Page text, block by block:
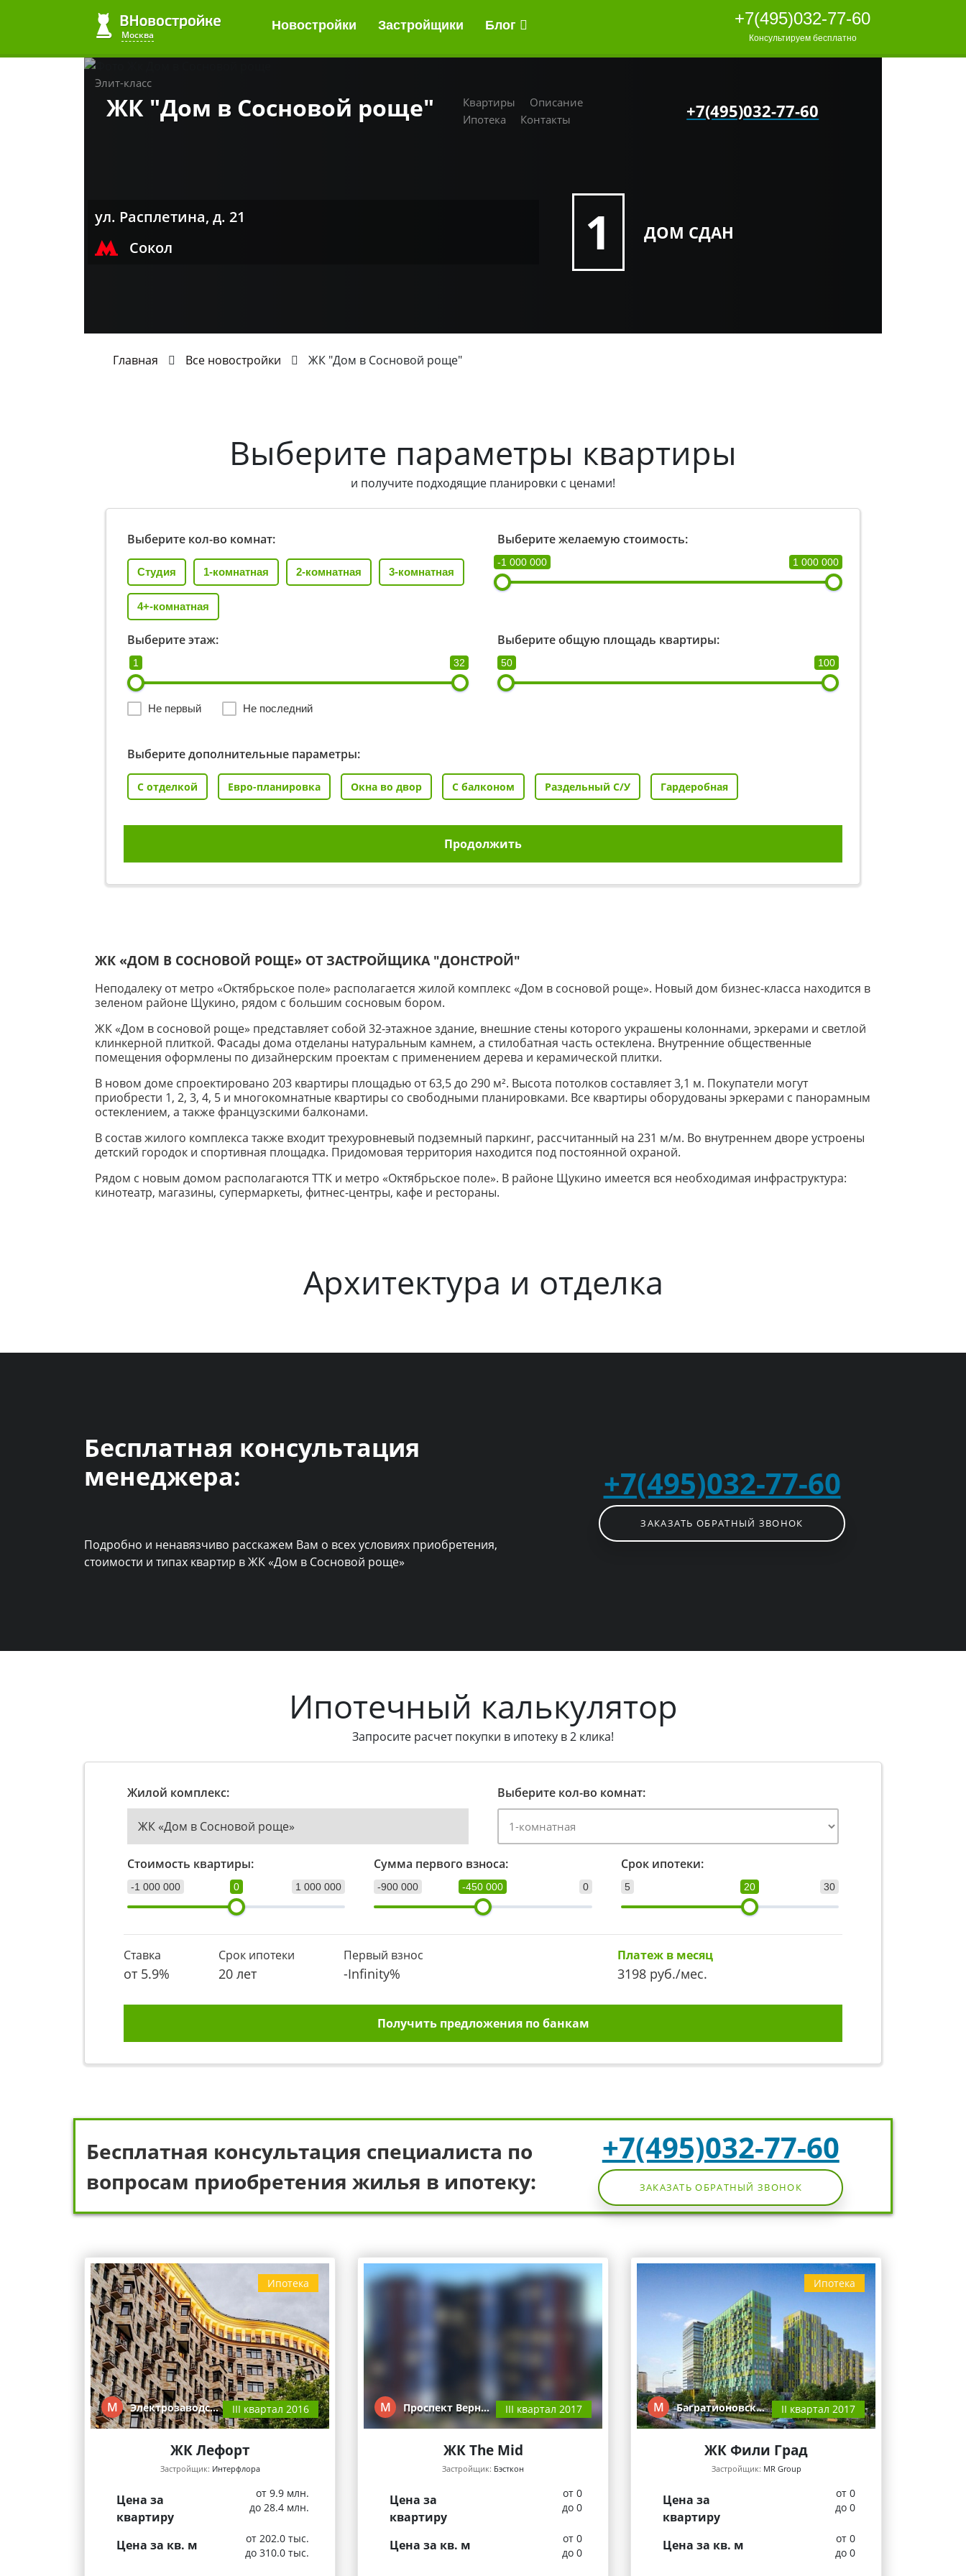
Москва
Новостройки Застройщики Блог +7(495)032-77-60
Консультируем бесплатно
Элит-класс
ЖК "Дом в Cосновой роще" Квартиры
Описание
Ипотека
Контакты +7(495)032-77-60
ул. Расплетина, д. 21
Сокол
1 ДОМ СДАН
Главная Все новостройки ЖК "Дом в Cосновой роще"
Выберите параметры квартиры
и получите подходящие планировки с ценами!
Выберите кол-во комнат:
Студия 1-комнатная 2-комнатная 3-комнатная
4+-комнатная
Выберите желаемую стоимость:
-1 000 000 1 000 000
Выберите этаж:
1 32
Не первый Не последний
Выберите общую площадь квартиры:
50 100
Выберите дополнительные параметры:
С отделкой Евро-планировка Окна во двор С балконом Раздельный С/У Гардеробная
Продолжить
ЖК «ДОМ В CОСНОВОЙ РОЩЕ» ОТ ЗАСТРОЙЩИКА "ДОНСТРОЙ"
Неподалеку от метро «Октябрьское поле» располагается жилой комплекс «Дом в сосновой роще». Новый дом бизнес-класса находится в
зеленом районе Щукино, рядом с большим сосновым бором.
ЖК «Дом в сосновой роще» представляет собой 32-этажное здание, внешние стены которого украшены колоннами, эркерами и светлой
клинкерной плиткой. Фасады дома отделаны натуральным камнем, а стилобатная часть остеклена. Внутренние общественные
помещения оформлены по дизайнерским проектам с применением дерева и керамической плитки.
В новом доме спроектировано 203 квартиры площадью от 63,5 до 290 м². Высота потолков составляет 3,1 м. Покупатели могут
приобрести 1, 2, 3, 4, 5 и многокомнатные квартиры со свободными планировками. Все квартиры оборудованы эркерами с панорамным
остеклением, а также французскими балконами.
В состав жилого комплекса также входит трехуровневый подземный паркинг, рассчитанный на 231 м/м. Во внутреннем дворе устроены
детский городок и спортивная площадка. Придомовая территория находится под постоянной охраной.
Рядом с новым домом располагаются ТТК и метро «Октябрьское поле». В районе Щукино имеется вся необходимая инфраструктура:
кинотеатр, магазины, супермаркеты, фитнес-центры, кафе и рестораны.
Архитектура и отделка
Бесплатная консультация
менеджера:
Подробно и ненавязчиво расскажем Вам о всех условиях приобретения,
стоимости и типах квартир в ЖК «Дом в Cосновой роще»
+7(495)032-77-60
ЗАКАЗАТЬ ОБРАТНЫЙ ЗВОНОК
Ипотечный калькулятор
Запросите расчет покупки в ипотеку в 2 клика!
Жилой комплекс:
ЖК «Дом в Cосновой роще»
Выберите кол-во комнат:
Стоимость квартиры:
-1 000 000 1 000 000
0
Сумма первого взноса:
-900 000 0
-450 000
Срок ипотеки:
5 30
20
Ставка
от 5.9%
Срок ипотеки
20 лет
Первый взнос
-Infinity%
Платеж в месяц
3198руб./мес.
Получить предложения по банкам
Бесплатная консультация специалиста по
вопросам приобретения жилья в ипотеку:
+7(495)032-77-60
ЗАКАЗАТЬ ОБРАТНЫЙ ЗВОНОК
Ипотека
М Электрозаводс… III квартал 2016
ЖК Лефорт
Застройщик: Интерфлора
Цена за
квартиру
от 9.9 млн.
до 28.4 млн.
Цена за кв. м
от 202.0 тыс.
до 310.0 тыс.
М Проспект Верн… III квартал 2017
ЖК The Mid
Застройщик: Бэсткон
Цена за
квартиру
от 0
до 0
Цена за кв. м
от 0
до 0
Ипотека
М Багратионовск… II квартал 2017
ЖК Фили Град
Застройщик: MR Group
Цена за
квартиру
от 0
до 0
Цена за кв. м
от 0
до 0